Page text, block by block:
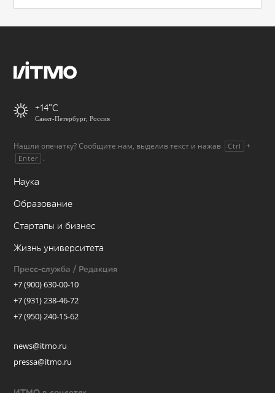
+14
Санкт-Петербург, Россия
Нашли опечатку? Сообщите нам, выделив текст и нажав Ctrl +
Enter .
Наука
Образование
Стартапы и бизнес
Жизнь университета
Пресс-служба / Редакция
+7 (900) 630-00-10
+7 (931) 238-46-72
+7 (950) 240-15-62
news@itmo.ru
pressa@itmo.ru